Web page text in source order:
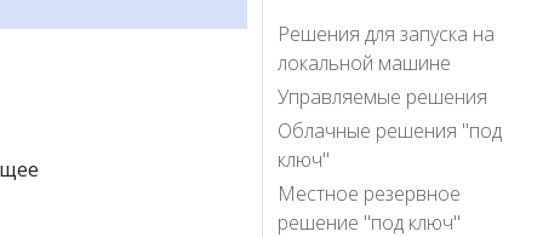
Решения для запуска на
локальной машине
Управляемые решения
Облачные решения "под
ключ"
Местное резервное
решение "под ключ"